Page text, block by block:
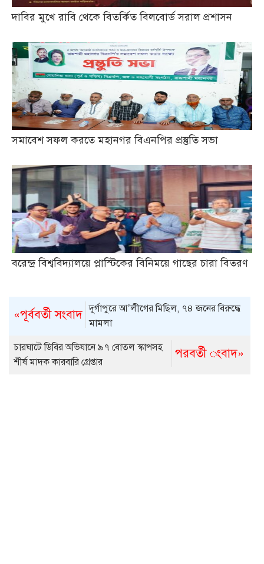
দাবির মুখে রাবি থেকে বিতর্কিত বিলবোর্ড সরাল প্রশাসন
সমাবেশ সফল করতে মহানগর বিএনপির প্রস্তুতি সভা
বরেন্দ্র বিশ্ববিদ্যালয়ে প্লাস্টিকের বিনিময়ে গাছের চারা বিতরণ
«পূর্ববর্তী সংবাদ দুর্গাপুরে আ’লীগের মিছিল, ৭৪ জনের বিরুদ্ধে
মামলা
পরবর্তী ংবাদ»
চারঘাটে ডিবির অভিযানে ৯৭ বোতল স্কাপসহ
শীর্ষ মাদক কারবারি গ্রেপ্তার